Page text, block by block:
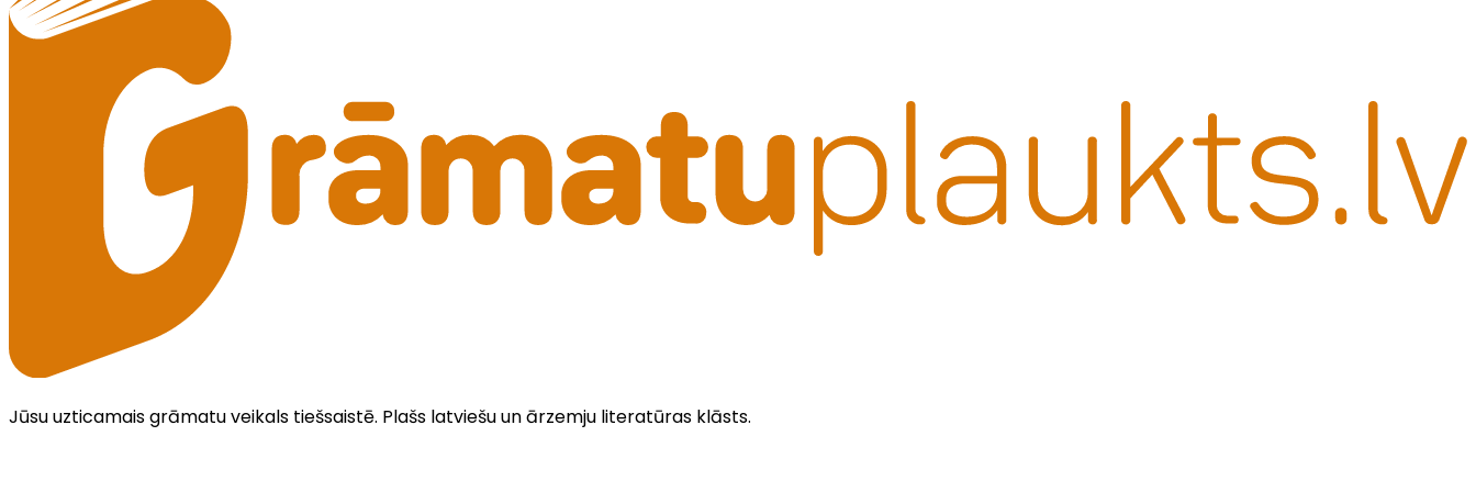
Jūsu uzticamais grāmatu veikals tiešsaistē. Plašs latviešu un ārzemju literatūras klāsts.